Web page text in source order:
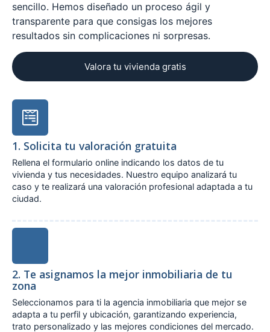
sencillo. Hemos diseñado un proceso ágil y
transparente para que consigas los mejores
resultados sin complicaciones ni sorpresas.
Valora tu vivienda gratis
1. Solicita tu valoración gratuita
Rellena el formulario online indicando los datos de tu
vivienda y tus necesidades. Nuestro equipo analizará tu
caso y te realizará una valoración profesional adaptada a tu
ciudad.
2. Te asignamos la mejor inmobiliaria de tu
zona
Seleccionamos para ti la agencia inmobiliaria que mejor se
adapta a tu perfil y ubicación, garantizando experiencia,
trato personalizado y las mejores condiciones del mercado.